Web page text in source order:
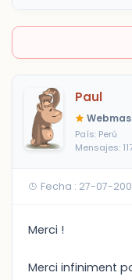
Paul
País: Perú
Mensajes:
Fecha : 27-07-
Merci !
Merci infiniment